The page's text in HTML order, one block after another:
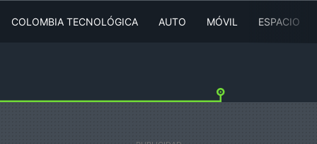
COLOMBIA TECNOLÓGICA AUTO MÓVIL ESPACIO